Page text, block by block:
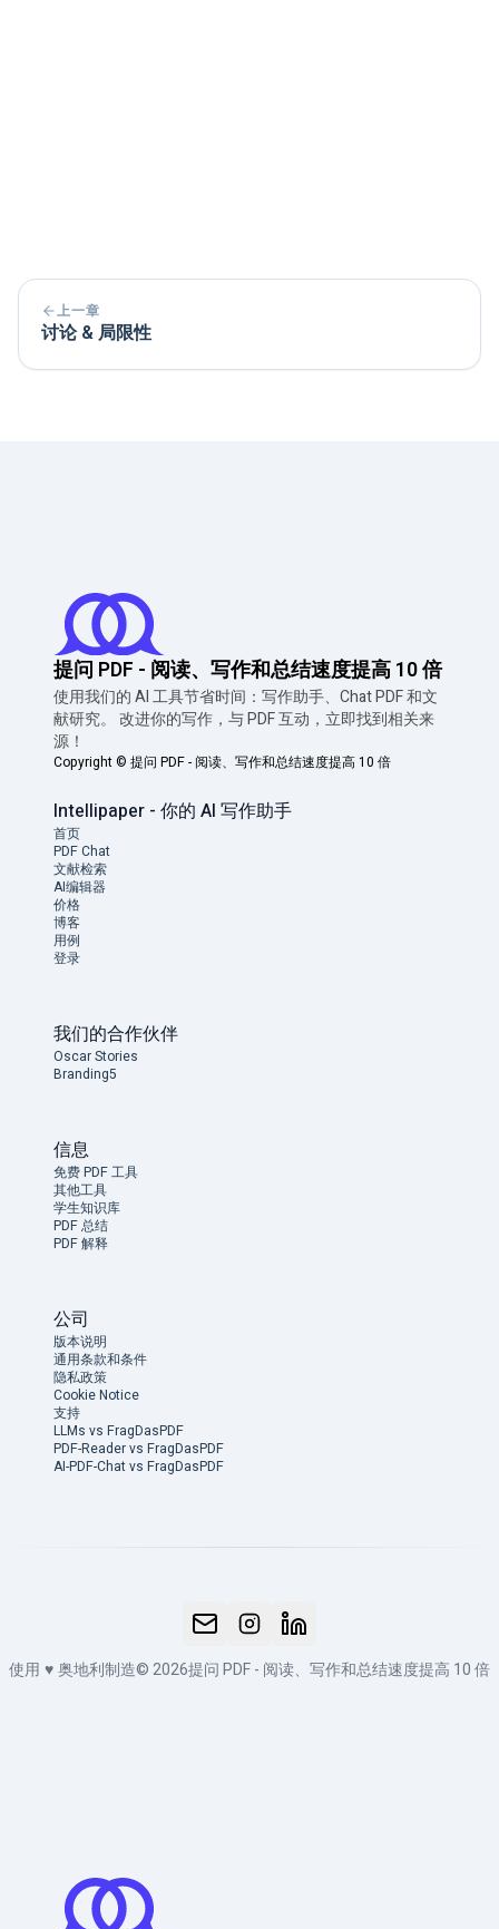
上一章
讨论 & 局限性
提问 PDF - 阅读、写作和总结速度提高 10 倍
使用我们的 AI 工具节省时间：写作助手、Chat PDF 和文
献研究。 改进你的写作，与 PDF 互动，立即找到相关来
源！
Copyright © 提问 PDF - 阅读、写作和总结速度提高 10 倍
Intellipaper - 你的 AI 写作助手
首页
PDF Chat
文献检索
AI编辑器
价格
博客
用例
登录
我们的合作伙伴
Oscar Stories
Branding5
信息
免费 PDF 工具
其他工具
学生知识库
PDF 总结
PDF 解释
公司
版本说明
通用条款和条件
隐私政策
Cookie Notice
支持
LLMs vs FragDasPDF
PDF-Reader vs FragDasPDF
AI-PDF-Chat vs FragDasPDF
使用 ♥奥地利制造© 2026提问 PDF - 阅读、写作和总结速度提高 10 倍